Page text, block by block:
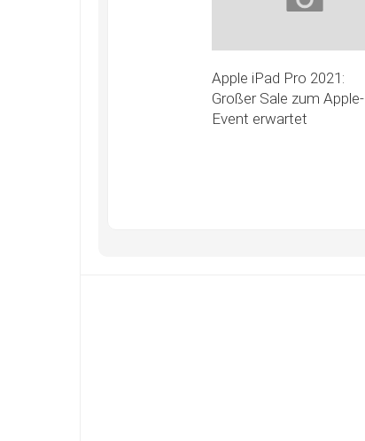
Apple iPad Pro 2021:
Großer Sale zum Apple-
Event erwartet